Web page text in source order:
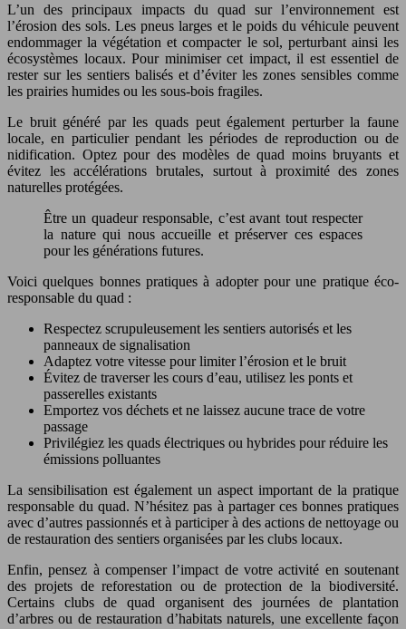
L’un des principaux impacts du quad sur l’environnement est
l’érosion des sols. Les pneus larges et le poids du véhicule peuvent
endommager la végétation et compacter le sol, perturbant ainsi les
écosystèmes locaux. Pour minimiser cet impact, il est essentiel de
rester sur les sentiers balisés et d’éviter les zones sensibles comme
les prairies humides ou les sous-bois fragiles.
Le bruit généré par les quads peut également perturber la faune
locale, en particulier pendant les périodes de reproduction ou de
nidification. Optez pour des modèles de quad moins bruyants et
évitez les accélérations brutales, surtout à proximité des zones
naturelles protégées.
Être un quadeur responsable, c’est avant tout respecter
la nature qui nous accueille et préserver ces espaces
pour les générations futures.
Voici quelques bonnes pratiques à adopter pour une pratique éco-
responsable du quad :
Respectez scrupuleusement les sentiers autorisés et les
panneaux de signalisation
Adaptez votre vitesse pour limiter l’érosion et le bruit
Évitez de traverser les cours d’eau, utilisez les ponts et
passerelles existants
Emportez vos déchets et ne laissez aucune trace de votre
passage
Privilégiez les quads électriques ou hybrides pour réduire les
émissions polluantes
La sensibilisation est également un aspect important de la pratique
responsable du quad. N’hésitez pas à partager ces bonnes pratiques
avec d’autres passionnés et à participer à des actions de nettoyage ou
de restauration des sentiers organisées par les clubs locaux.
Enfin, pensez à compenser l’impact de votre activité en soutenant
des projets de reforestation ou de protection de la biodiversité.
Certains clubs de quad organisent des journées de plantation
d’arbres ou de restauration d’habitats naturels, une excellente façon